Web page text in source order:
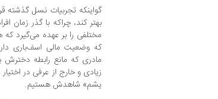
گو‌اینکه تجربیات نسل گذشته
بهتر کند، چراکه با گذر زمان
مختلفی را بر عهده می‌گیرد
که وضعیت مالی اسف‌باری
مادری که مانع رابطه‌ دخترش
زیادی و خارج از عرفی در
یشم» شاهدش هستیم.